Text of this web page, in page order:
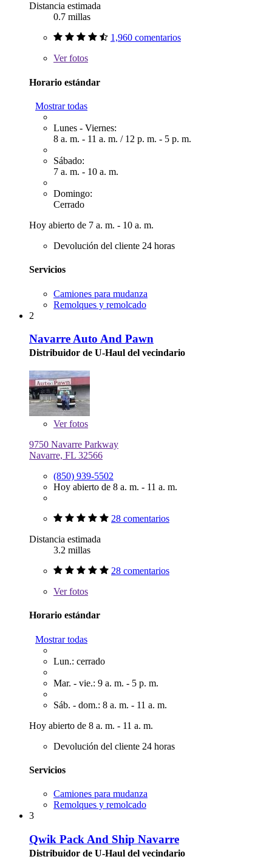
Distancia estimada
0.7 millas
1,960 comentarios
Verfotos
Horario estándar
Mostrar todas
Lunes - Viernes:
8 a. m. - 11 a. m. / 12 p. m. - 5 p. m.
Sábado:
7 a. m. - 10 a. m.
Domingo:
Cerrado
Hoy abierto de 7 a. m. - 10 a. m.
Devolución del cliente 24 horas
Servicios
Camiones para mudanza
Remolques y remolcado
2
Navarre Auto And Pawn
Distribuidor de U-Haul del vecindario
Verfotos
9750 Navarre Parkway
Navarre, FL 32566
(850) 939-5502
Hoy abierto de 8 a. m. - 11 a. m.
28 comentarios
Distancia estimada
3.2 millas
28 comentarios
Verfotos
Horario estándar
Mostrar todas
Lun.: cerrado
Mar. - vie.: 9 a. m. - 5 p. m.
Sáb. - dom.: 8 a. m. - 11 a. m.
Hoy abierto de 8 a. m. - 11 a. m.
Devolución del cliente 24 horas
Servicios
Camiones para mudanza
Remolques y remolcado
3
Qwik Pack And Ship Navarre
Distribuidor de U-Haul del vecindario